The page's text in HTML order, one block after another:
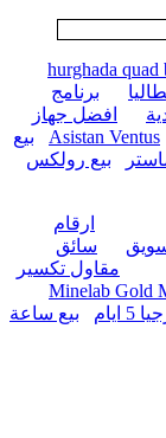
hurghada quad
برنامج
افضل جهاز
Asistan Ventus
بيع
بيع رولكس
ارقام
سائق
مقاول تكسير
Minelab Gold
بيع ساعة